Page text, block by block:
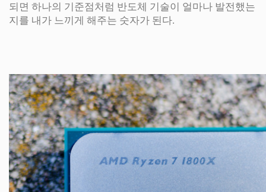
되면 하나의 기준점처럼 반도체 기술이 얼마나 발전했는
지를 내가 느끼게 해주는 숫자가 된다.